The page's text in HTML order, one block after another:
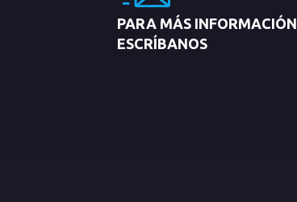
PARA MÁS INFORMACIÓN
ESCRÍBANOS